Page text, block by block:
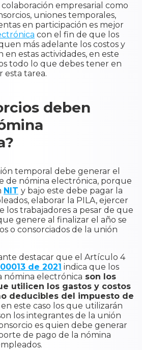
empresarial como
uniones temporales,
en participación es mejor
con el fin de que los
más adelante los costos y
estas actividades, en este
todo lo que debes tener en
esta tarea.
deben
temporal debe generar el
de nómina electrónica, porque
NIT y bajo este debe pagar la
elaborar la PILA, ejercer
los trabajadores a pesar de que
genere al finalizar el año se
o consorciados de la unión
destacar que el Artículo 4
de 2021 indica que los
nómina electrónica son los
utilicen los gastos y costos
deducibles del impuesto de
este caso los que utilizarán
los integrantes de la unión
es quien debe generar
de pago de la nómina